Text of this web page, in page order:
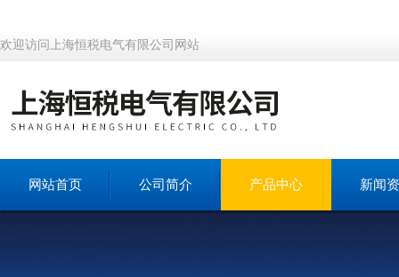
欢迎访问上海恒税电气有限公司网站
网站首页 公司简介 产品中心 新闻